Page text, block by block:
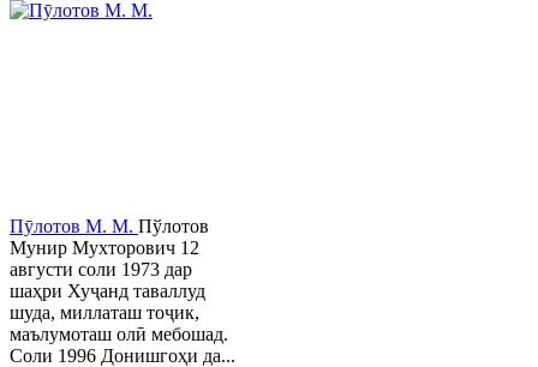
Пӯлотов М. М. Пўлотов
Мунир Мухторович 12
августи соли 1973 дар
шаҳри Хуҷанд таваллуд
шуда, миллаташ тоҷик,
маълумоташ олӣ мебошад.
Соли 1996 Донишгоҳи да...